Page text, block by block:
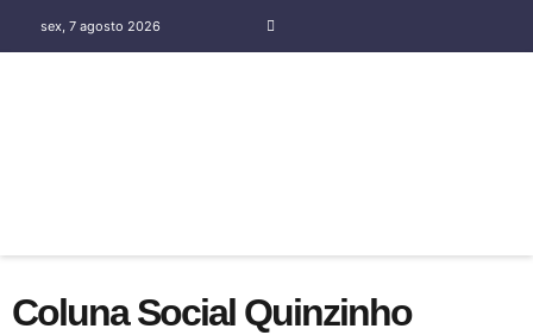
sex, 7 agosto 2026
Coluna Social Quinzinho